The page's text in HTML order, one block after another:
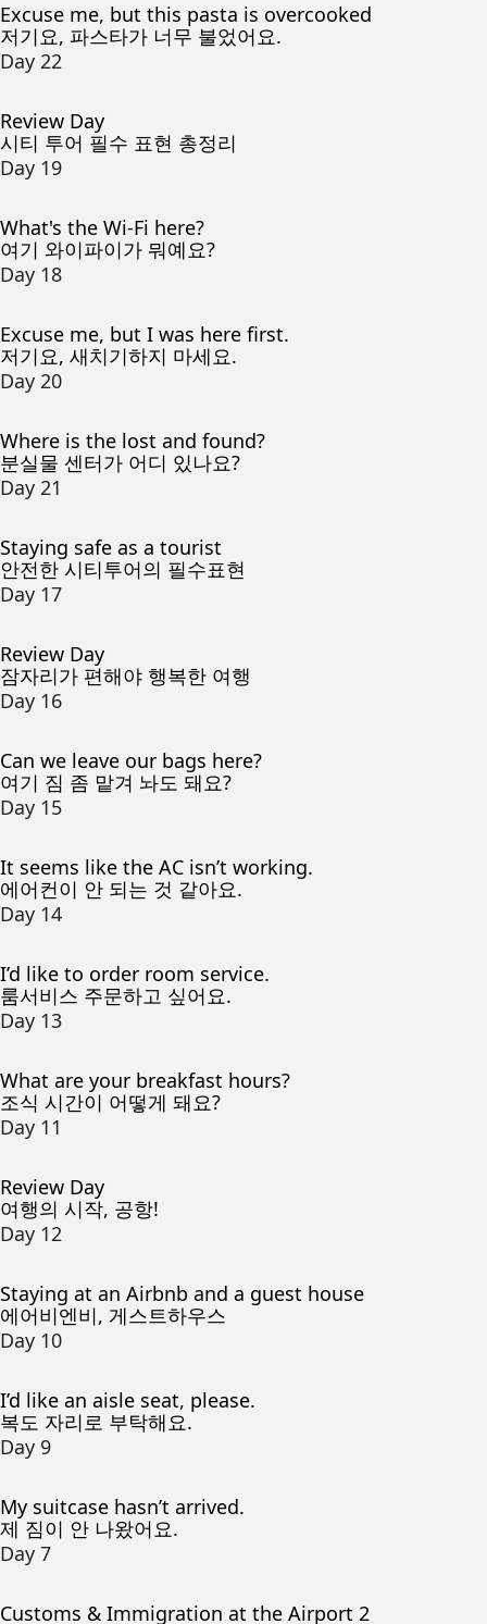
Excuse me, but this pasta is overcooked
저기요, 파스타가 너무 불었어요.
Day 22
Review Day
시티 투어 필수 표현 총정리
Day 19
What's the Wi-Fi here?
여기 와이파이가 뭐예요?
Day 18
Excuse me, but I was here first.
저기요, 새치기하지 마세요.
Day 20
Where is the lost and found?
분실물 센터가 어디 있나요?
Day 21
Staying safe as a tourist
안전한 시티투어의 필수표현
Day 17
Review Day
잠자리가 편해야 행복한 여행
Day 16
Can we leave our bags here?
여기 짐 좀 맡겨 놔도 돼요?
Day 15
It seems like the AC isn’t working.
에어컨이 안 되는 것 같아요.
Day 14
I’d like to order room service.
룸서비스 주문하고 싶어요.
Day 13
What are your breakfast hours?
조식 시간이 어떻게 돼요?
Day 11
Review Day
여행의 시작, 공항!
Day 12
Staying at an Airbnb and a guest house
에어비엔비, 게스트하우스
Day 10
I’d like an aisle seat, please.
복도 자리로 부탁해요.
Day 9
My suitcase hasn’t arrived.
제 짐이 안 나왔어요.
Day 7
Customs & Immigration at the Airport 2